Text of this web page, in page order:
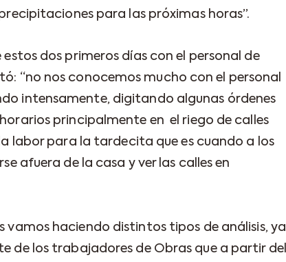
para las próximas horas”.
dos primeros días con el personal de
“no nos conocemos mucho con el personal
intensamente, digitando algunas órdenes
principalmente en el riego de calles
labor para la tardecita que es cuando a los
afuera de la casa y ver las calles en
vamos haciendo distintos tipos de análisis, ya
de los trabajadores de Obras que a partir del